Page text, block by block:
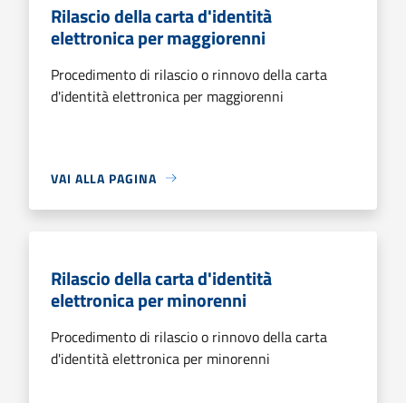
Rilascio della carta d'identità
elettronica per maggiorenni
Procedimento di rilascio o rinnovo della carta
d'identità elettronica per maggiorenni
VAI ALLA PAGINA
Rilascio della carta d'identità
elettronica per minorenni
Procedimento di rilascio o rinnovo della carta
d'identità elettronica per minorenni